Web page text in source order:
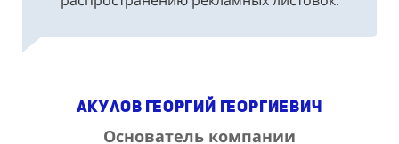
Основатель компании